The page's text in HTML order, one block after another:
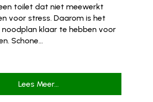
toilet dat niet meewerkt
voor stress. Daarom is het
noodplan klaar te hebben voor
Schone...
Lees Meer...